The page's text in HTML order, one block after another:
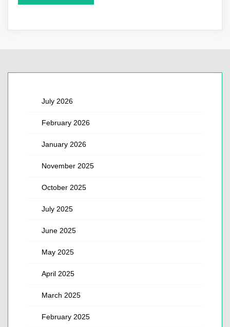
July 2026
February 2026
January 2026
November 2025
October 2025
July 2025
June 2025
May 2025
April 2025
March 2025
February 2025